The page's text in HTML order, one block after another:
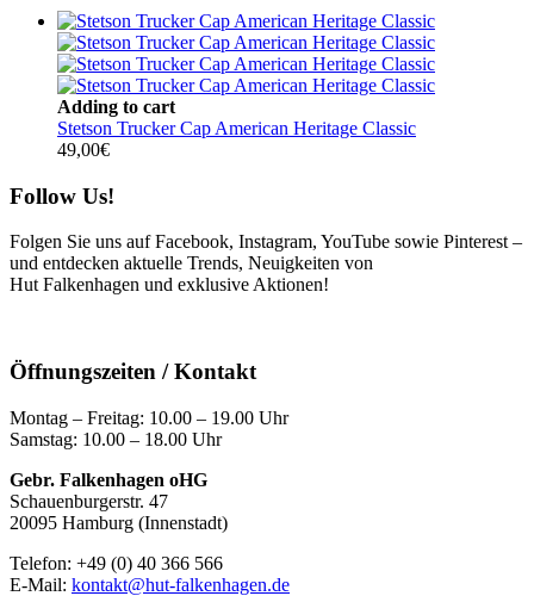
Adding to cart
Stetson Trucker Cap American Heritage Classic
49,00€
Follow Us!
Folgen Sie uns auf Facebook, Instagram, YouTube sowie Pinterest –
und entdecken aktuelle Trends, Neuigkeiten von
Hut Falkenhagen und exklusive Aktionen!
Öffnungszeiten / Kontakt
Montag – Freitag: 10.00 – 19.00 Uhr
Samstag: 10.00 – 18.00 Uhr
Gebr. Falkenhagen oHG
Schauenburgerstr. 47
20095 Hamburg (Innenstadt)
Telefon: +49 (0) 40 366 566
E-Mail: kontakt@hut-falkenhagen.de